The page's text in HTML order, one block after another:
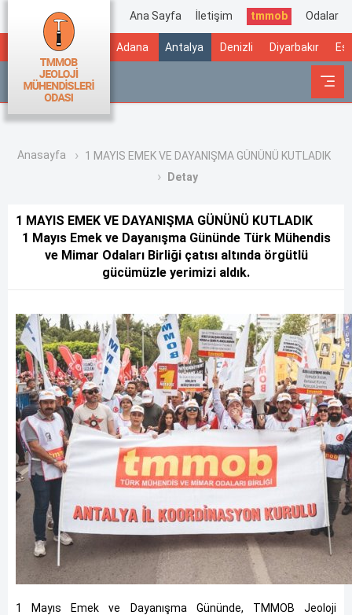
Ana Sayfa İletişim tmmob Odalar
Adana Antalya Denizli Diyarbakır
Anasayfa
1 MAYIS EMEK VE DAYANIŞMA GÜNÜNÜ KUTLADIK
Detay
1 MAYIS EMEK VE DAYANIŞMA GÜNÜNÜ KUTLADIK
1 Mayıs Emek ve Dayanışma Gününde Türk Mühendis
ve Mimar Odaları Birliği çatısı altında örgütlü
gücümüzle yerimizi aldık.
1 Mayıs Emek ve Dayanışma Gününde, TMMOB Jeoloji